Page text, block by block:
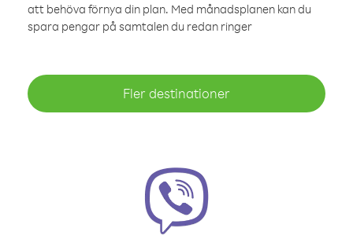
att behöva förnya din plan. Med månadsplanen kan du
spara pengar på samtalen du redan ringer
Fler destinationer